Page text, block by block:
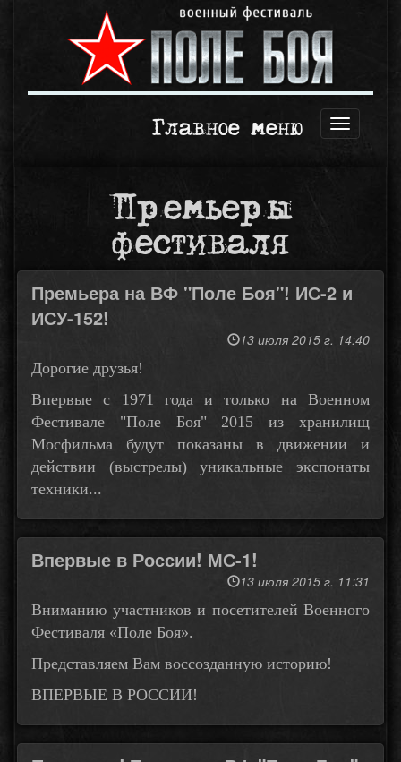
Открыть
Главное меню
Премьеры
фестиваля
Премьера на ВФ "Поле Боя"! ИС-2 и
ИСУ-152!
13 июля 2015 г. 14:40
Дорогие друзья!
Впервые с 1971 года и только на Военном
Фестивале "Поле Боя" 2015 из хранилищ
Мосфильма будут показаны в движении и
действии (выстрелы) уникальные экспонаты
техники...
Впервые в России! МС-1!
13 июля 2015 г. 11:31
Вниманию участников и посетителей Военного
Фестиваля «Поле Боя».
Представляем Вам воссозданную историю!
ВПЕРВЫЕ В РОССИИ!